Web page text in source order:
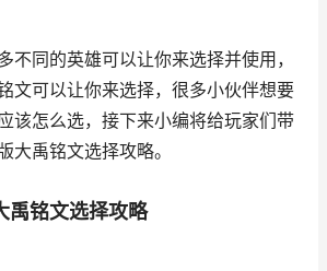
不同的英雄可以让你来选择并使用，
文可以让你来选择，很多小伙伴想要
该怎么选，接下来小编将给玩家们带
大禹铭文选择攻略。
禹铭文选择攻略